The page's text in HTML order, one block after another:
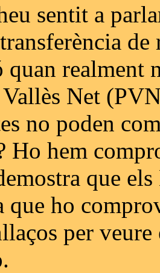
sentit a
de
quan realment
Net
no poden
Ho hem
que
que ho
per